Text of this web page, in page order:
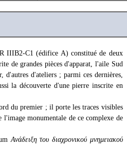
IIIB2-C1 (édifice A) constitué de deux
de grandes pièces d'apparat, l'aile Sud
d'autres d'ateliers ; parmi ces dernières,
la découverte d'une pierre inscrite en
du premier ; il porte les traces visibles
monumentale de ce complexe de
Ανάδειξη του διαχρονικού μνημειακού